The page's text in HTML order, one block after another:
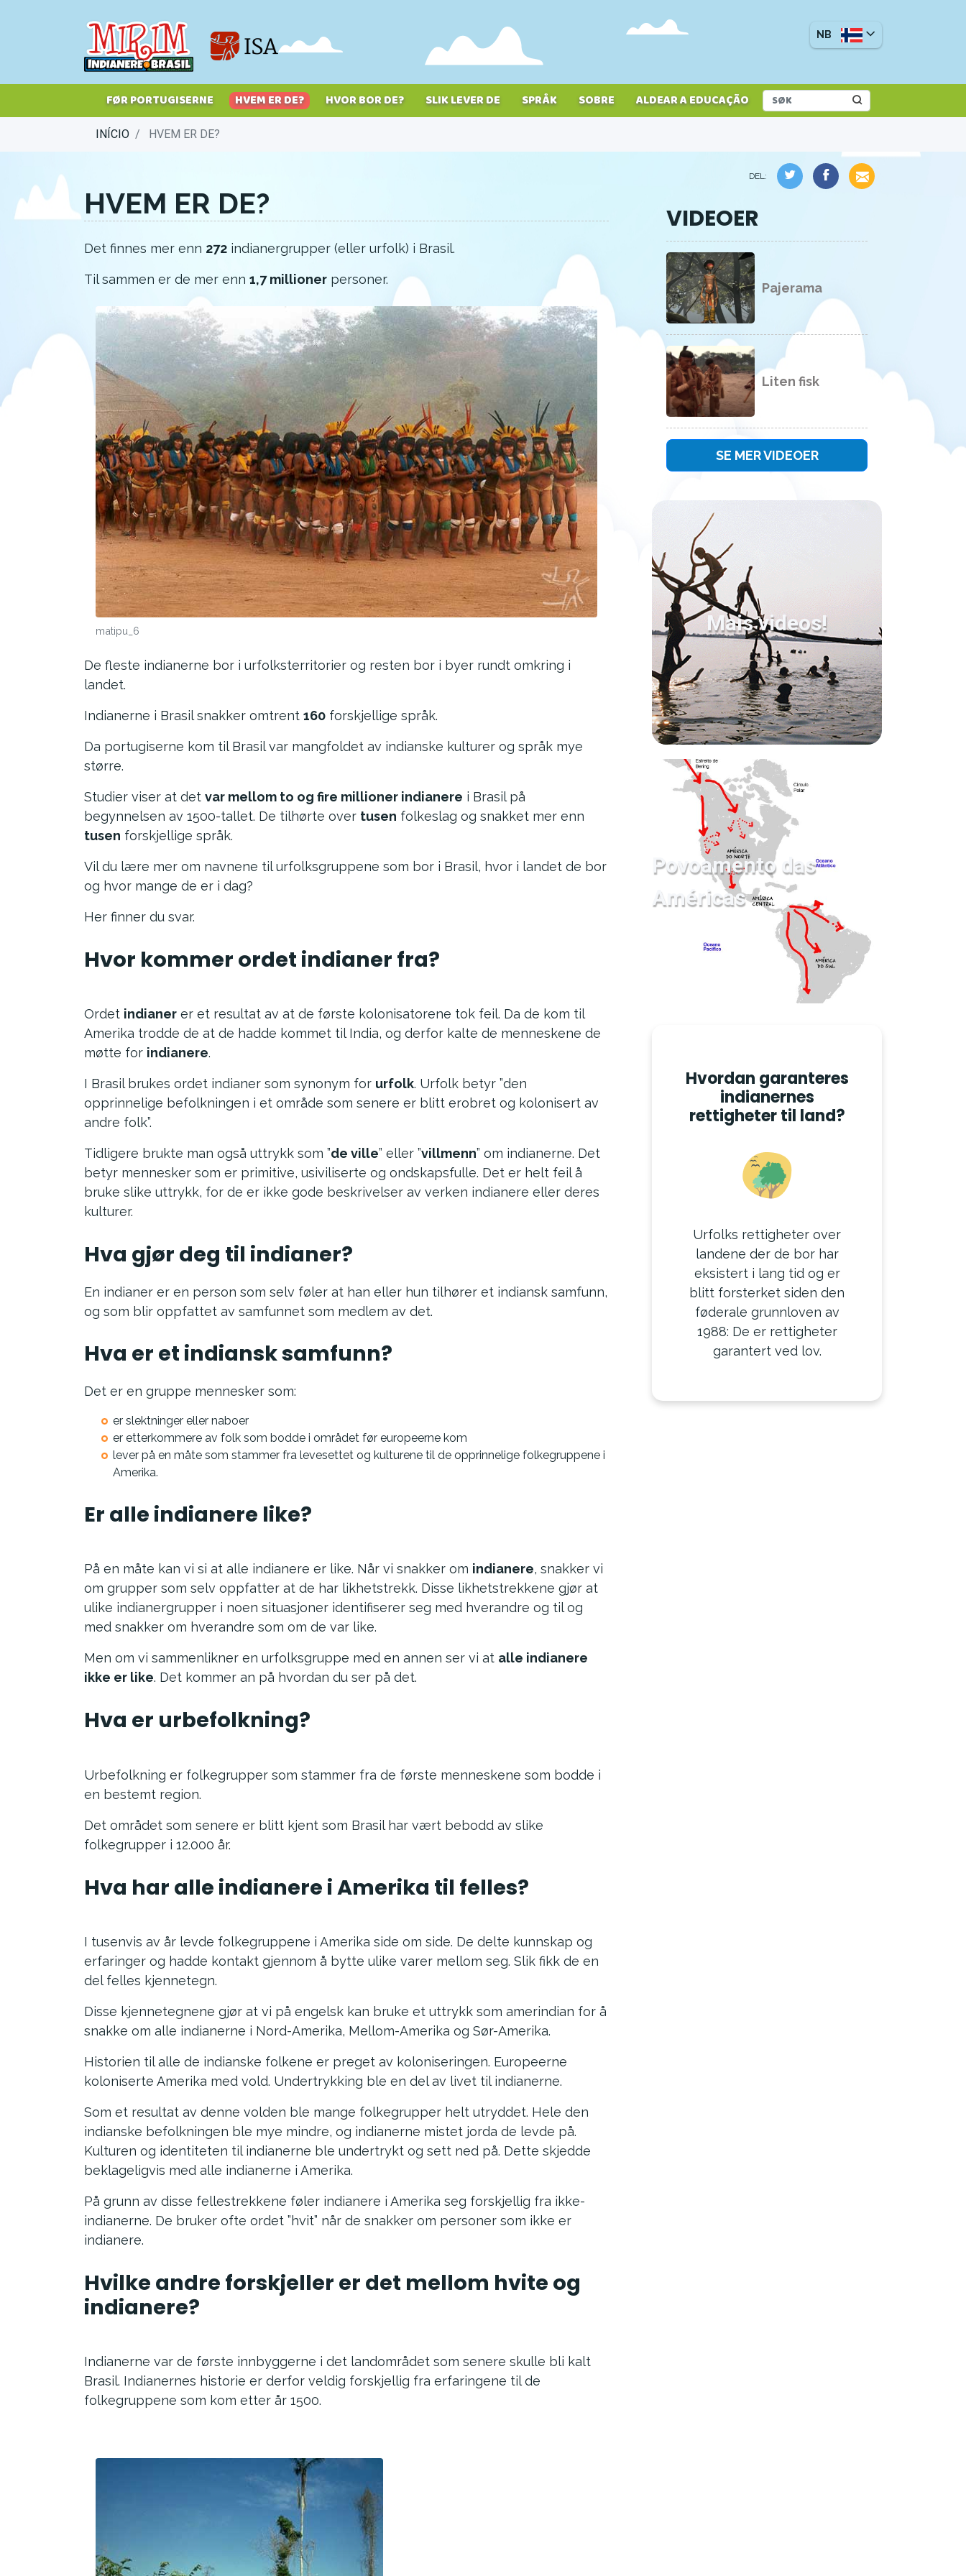
NB
FØR PORTUGISERNE HVEM ER DE? HVOR BOR DE? SLIK LEVER DE SPRÅK SOBRE ALDEAR A EDUCAÇÃO
INÍCIO HVEM ER DE?
HVEM ER DE?
Det finnes mer enn 272 indianergrupper (eller urfolk) i Brasil.
Til sammen er de mer enn 1,7 millioner personer.
matipu_6
De fleste indianerne bor i urfolksterritorier og resten bor i byer rundt omkring i
landet.
Indianerne i Brasil snakker omtrent 160 forskjellige språk.
Da portugiserne kom til Brasil var mangfoldet av indianske kulturer og språk mye
større.
Studier viser at det var mellom to og fire millioner indianere i Brasil på
begynnelsen av 1500-tallet. De tilhørte over tusen folkeslag og snakket mer enn
tusen forskjellige språk.
Vil du lære mer om navnene til urfolksgruppene som bor i Brasil, hvor i landet de bor
og hvor mange de er i dag?
Her finner du svar.
Hvor kommer ordet indianer fra?
Ordet indianer er et resultat av at de første kolonisatorene tok feil. Da de kom til
Amerika trodde de at de hadde kommet til India, og derfor kalte de menneskene de
møtte for indianere.
I Brasil brukes ordet indianer som synonym for urfolk. Urfolk betyr ”den
opprinnelige befolkningen i et område som senere er blitt erobret og kolonisert av
andre folk”.
Tidligere brukte man også uttrykk som ”de ville” eller ”villmenn” om indianerne. Det
betyr mennesker som er primitive, usiviliserte og ondskapsfulle. Det er helt feil å
bruke slike uttrykk, for de er ikke gode beskrivelser av verken indianere eller deres
kulturer.
Hva gjør deg til indianer?
En indianer er en person som selv føler at han eller hun tilhører et indiansk samfunn,
og som blir oppfattet av samfunnet som medlem av det.
Hva er et indiansk samfunn?
Det er en gruppe mennesker som:
er slektninger eller naboer
er etterkommere av folk som bodde i området før europeerne kom
lever på en måte som stammer fra levesettet og kulturene til de opprinnelige folkegruppene i
Amerika.
Er alle indianere like?
På en måte kan vi si at alle indianere er like. Når vi snakker om indianere, snakker vi
om grupper som selv oppfatter at de har likhetstrekk. Disse likhetstrekkene gjør at
ulike indianergrupper i noen situasjoner identifiserer seg med hverandre og til og
med snakker om hverandre som om de var like.
Men om vi sammenlikner en urfolksgruppe med en annen ser vi at alle indianere
ikke er like. Det kommer an på hvordan du ser på det.
Hva er urbefolkning?
Urbefolkning er folkegrupper som stammer fra de første menneskene som bodde i
en bestemt region.
Det området som senere er blitt kjent som Brasil har vært bebodd av slike
folkegrupper i 12.000 år.
Hva har alle indianere i Amerika til felles?
I tusenvis av år levde folkegruppene i Amerika side om side. De delte kunnskap og
erfaringer og hadde kontakt gjennom å bytte ulike varer mellom seg. Slik fikk de en
del felles kjennetegn.
Disse kjennetegnene gjør at vi på engelsk kan bruke et uttrykk som amerindian for å
snakke om alle indianerne i Nord-Amerika, Mellom-Amerika og Sør-Amerika.
Historien til alle de indianske folkene er preget av koloniseringen. Europeerne
koloniserte Amerika med vold. Undertrykking ble en del av livet til indianerne.
Som et resultat av denne volden ble mange folkegrupper helt utryddet. Hele den
indianske befolkningen ble mye mindre, og indianerne mistet jorda de levde på.
Kulturen og identiteten til indianerne ble undertrykt og sett ned på. Dette skjedde
beklageligvis med alle indianerne i Amerika.
På grunn av disse fellestrekkene føler indianere i Amerika seg forskjellig fra ikke-
indianerne. De bruker ofte ordet ”hvit” når de snakker om personer som ikke er
indianere.
Hvilke andre forskjeller er det mellom hvite og
indianere?
Indianerne var de første innbyggerne i det landområdet som senere skulle bli kalt
Brasil. Indianernes historie er derfor veldig forskjellig fra erfaringene til de
folkegruppene som kom etter år 1500.
DEL:
VIDEOER
Pajerama
Liten fisk
SE MER VIDEOER
Mais videos!
Povoamento das
Américas
Hvordan garanteres
indianernes
rettigheter til land?
Urfolks rettigheter over
landene der de bor har
eksistert i lang tid og er
blitt forsterket siden den
føderale grunnloven av
1988: De er rettigheter
garantert ved lov.